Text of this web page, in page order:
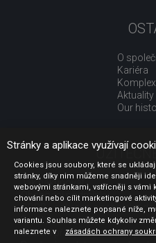
O
Kariéra
Aktuality
Our
Jak nakupovat
Obchodní podmínky
GDPR - ochrana osobních
Profil zadavatele
Sdělení před uzavřením kupní
Stránky a aplikace využívají
Cookies jsou soubory, které se
stránky, díky nim můžeme snadněji
webovými stránkami, vstřícněji s vámi
chování nebo cílit marketingové
informace naleznete popsané níže,
variantu. Souhlas můžete kdykoliv
naleznete v
zásadách ochrany